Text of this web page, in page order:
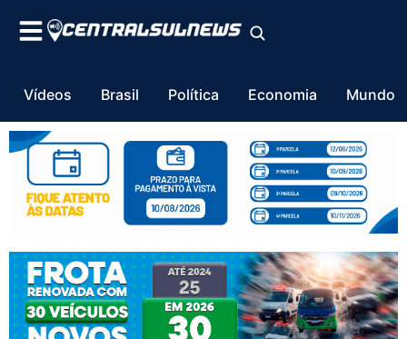
Vídeos Brasil Política Economia Mundo